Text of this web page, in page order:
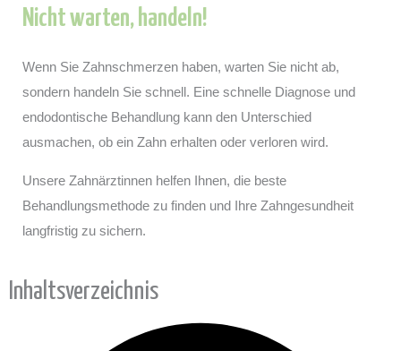
Inhaltsverzeichnis
Nicht warten, handeln!
Wenn Sie Zahnschmerzen haben, warten Sie nicht ab,
sondern handeln Sie schnell. Eine schnelle Diagnose und
endodontische Behandlung kann den Unterschied
ausmachen, ob ein Zahn erhalten oder verloren wird.
Unsere Zahnärztinnen helfen Ihnen, die beste
Behandlungsmethode zu finden und Ihre Zahngesundheit
langfristig zu sichern.